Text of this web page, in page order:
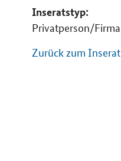
Inseratstyp:
Privatperson/Firma
Zurück zum Inserat